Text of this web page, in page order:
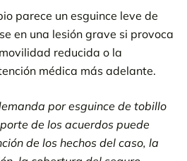
parece un esguince leve de
en una lesión grave si provoca
reducida o la
médica más adelante.
por esguince de tobillo
de los acuerdos puede
de los hechos del caso, la